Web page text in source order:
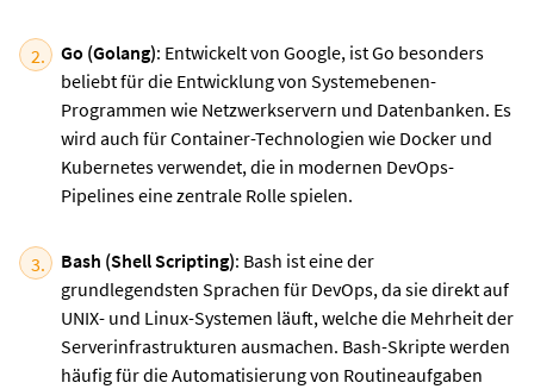
Go (Golang): Entwickelt von Google, ist Go besonders
beliebt für die Entwicklung von Systemebenen-
Programmen wie Netzwerkservern und Datenbanken. Es
wird auch für Container-Technologien wie Docker und
Kubernetes verwendet, die in modernen DevOps-
Pipelines eine zentrale Rolle spielen.
Bash (Shell Scripting): Bash ist eine der
grundlegendsten Sprachen für DevOps, da sie direkt auf
UNIX- und Linux-Systemen läuft, welche die Mehrheit der
Serverinfrastrukturen ausmachen. Bash-Skripte werden
häufig für die Automatisierung von Routineaufgaben